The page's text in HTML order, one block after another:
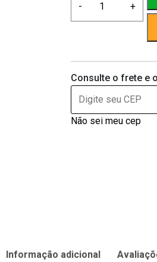
-
Triturada
+
Consulte o frete e
Não sei meu cep
Informação adicional